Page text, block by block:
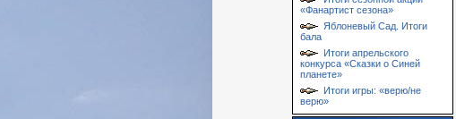
«Фанартист сезона»
Яблоневый Сад. Итоги
бала
Итоги апрельского
конкурса «Сказки о Синей
планете»
Итоги игры: «верю/не
верю»